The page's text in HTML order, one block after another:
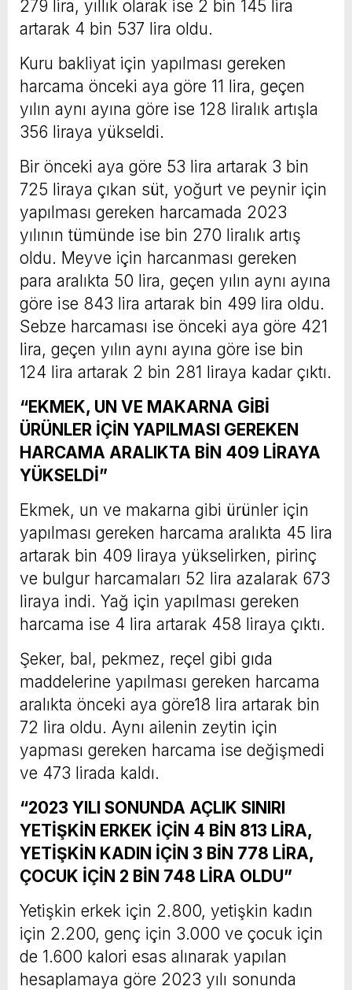
279 lira, yıllık olarak ise 2 bin 145 lira
artarak 4 bin 537 lira oldu.
Kuru bakliyat için yapılması gereken
harcama önceki aya göre 11 lira, geçen
yılın aynı ayına göre ise 128 liralık artışla
356 liraya yükseldi.
Bir önceki aya göre 53 lira artarak 3 bin
725 liraya çıkan süt, yoğurt ve peynir için
yapılması gereken harcamada 2023
yılının tümünde ise bin 270 liralık artış
oldu. Meyve için harcanması gereken
para aralıkta 50 lira, geçen yılın aynı ayına
göre ise 843 lira artarak bin 499 lira oldu.
Sebze harcaması ise önceki aya göre 421
lira, geçen yılın aynı ayına göre ise bin
124 lira artarak 2 bin 281 liraya kadar çıktı.
“EKMEK, UN VE MAKARNA GİBİ
ÜRÜNLER İÇİN YAPILMASI GEREKEN
HARCAMA ARALIKTA BİN 409 LİRAYA
YÜKSELDİ”
Ekmek, un ve makarna gibi ürünler için
yapılması gereken harcama aralıkta 45 lira
artarak bin 409 liraya yükselirken, pirinç
ve bulgur harcamaları 52 lira azalarak 673
liraya indi. Yağ için yapılması gereken
harcama ise 4 lira artarak 458 liraya çıktı.
Şeker, bal, pekmez, reçel gibi gıda
maddelerine yapılması gereken harcama
aralıkta önceki aya göre18 lira artarak bin
72 lira oldu. Aynı ailenin zeytin için
yapması gereken harcama ise değişmedi
ve 473 lirada kaldı.
“2023 YILI SONUNDA AÇLIK SINIRI
YETİŞKİN ERKEK İÇİN 4 BİN 813 LİRA,
YETİŞKİN KADIN İÇİN 3 BİN 778 LİRA,
ÇOCUK İÇİN 2 BİN 748 LİRA OLDU”
Yetişkin erkek için 2.800, yetişkin kadın
için 2.200, genç için 3.000 ve çocuk için
de 1.600 kalori esas alınarak yapılan
hesaplamaya göre 2023 yılı sonunda